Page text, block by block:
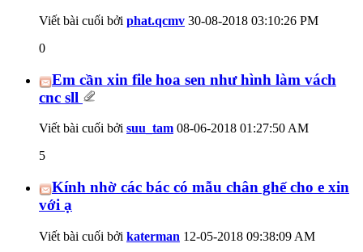
Viết bài cuối bởi phat.qcmv 30-08-2018 03:10:26 PM
0
Em cần xin file hoa sen như hình làm vách
cnc sll
Viết bài cuối bởi suu_tam 08-06-2018 01:27:50 AM
5
Kính nhờ các bác có mẫu chân ghế cho e xin
với ạ
Viết bài cuối bởi katerman 12-05-2018 09:38:09 AM